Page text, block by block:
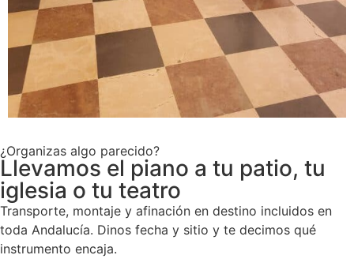
¿Organizas algo parecido?
Llevamos el piano a tu patio, tu
iglesia o tu teatro
Transporte, montaje y afinación en destino incluidos en
toda Andalucía. Dinos fecha y sitio y te decimos qué
instrumento encaja.